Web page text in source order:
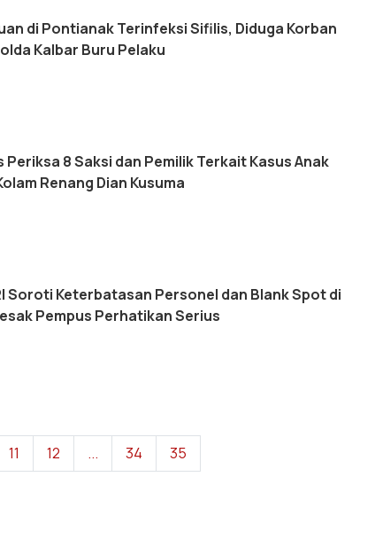
di Pontianak Terinfeksi Sifilis, Diduga Korban
Kalbar Buru Pelaku
Periksa 8 Saksi dan Pemilik Terkait Kasus Anak
Renang Dian Kusuma
Soroti Keterbatasan Personel dan Blank Spot di
Pempus Perhatikan Serius
11 12 ... 34 35